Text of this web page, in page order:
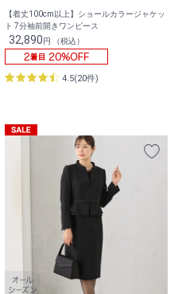
【着丈100cm以上】ショールカラージャケッ
ト 7分袖前開きワンピース
32,890円 （税込）
4.5(20件)